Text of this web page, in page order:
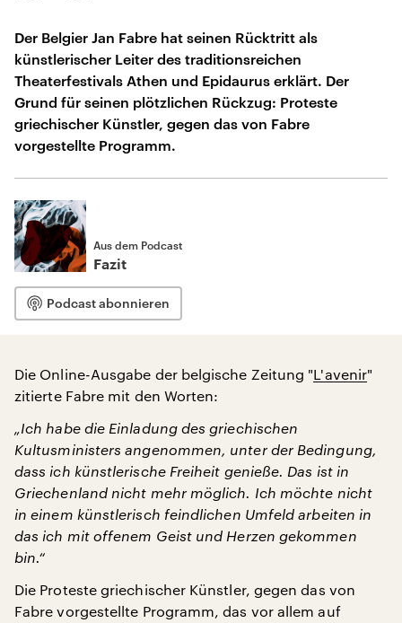
Der Belgier Jan Fabre hat seinen Rücktritt als
künstlerischer Leiter des traditionsreichen
Theaterfestivals Athen und Epidaurus erklärt. Der
Grund für seinen plötzlichen Rückzug: Proteste
griechischer Künstler, gegen das von Fabre
vorgestellte Programm.
Aus dem Podcast
Fazit
Podcast abonnieren
Die Online-Ausgabe der belgische Zeitung "L'avenir"
zitierte Fabre mit den Worten:
„Ich habe die Einladung des griechischen
Kultusministers angenommen, unter der Bedingung,
dass ich künstlerische Freiheit genieße. Das ist in
Griechenland nicht mehr möglich. Ich möchte nicht
in einem künstlerisch feindlichen Umfeld arbeiten in
das ich mit offenem Geist und Herzen gekommen
bin.“
Die Proteste griechischer Künstler, gegen das von
Fabre vorgestellte Programm, das vor allem auf